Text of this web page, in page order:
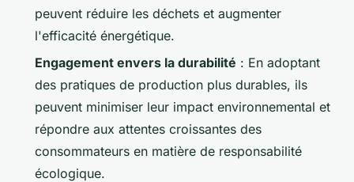
peuvent réduire les déchets et augmenter
l'efficacité énergétique.
Engagement envers la durabilité : En adoptant
des pratiques de production plus durables, ils
peuvent minimiser leur impact environnemental et
répondre aux attentes croissantes des
consommateurs en matière de responsabilité
écologique.